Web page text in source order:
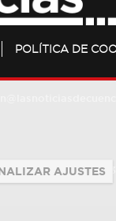
POLÍTICA DE
126 573 / 670 726
AJUSTES